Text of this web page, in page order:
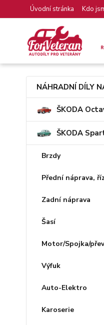
Úvodní stránka Kdo
NÁHRADNÍ DÍLY
ŠKODA
ŠKODA
Brzdy
Přední náprava,
Zadní náprava
Šasí
Motor/Spojka/
Výfuk
Auto-Elektro
Karoserie